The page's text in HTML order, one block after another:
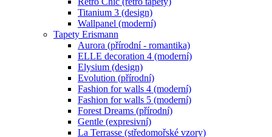
Titanium 3 (design)
Wallpanel (moderní)
Tapety Erismann
Aurora (přírodní - romantika)
ELLE decoration 4 (moderní)
Elysium (design)
Evolution (přírodní)
Fashion for walls 4 (moderní)
Fashion for walls 5 (moderní)
Forest Dreams (přírodní)
Gentle (expresivní)
La Terrasse (středomořské vzory)